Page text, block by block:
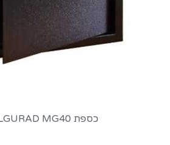
כספת METALGURAD MG40